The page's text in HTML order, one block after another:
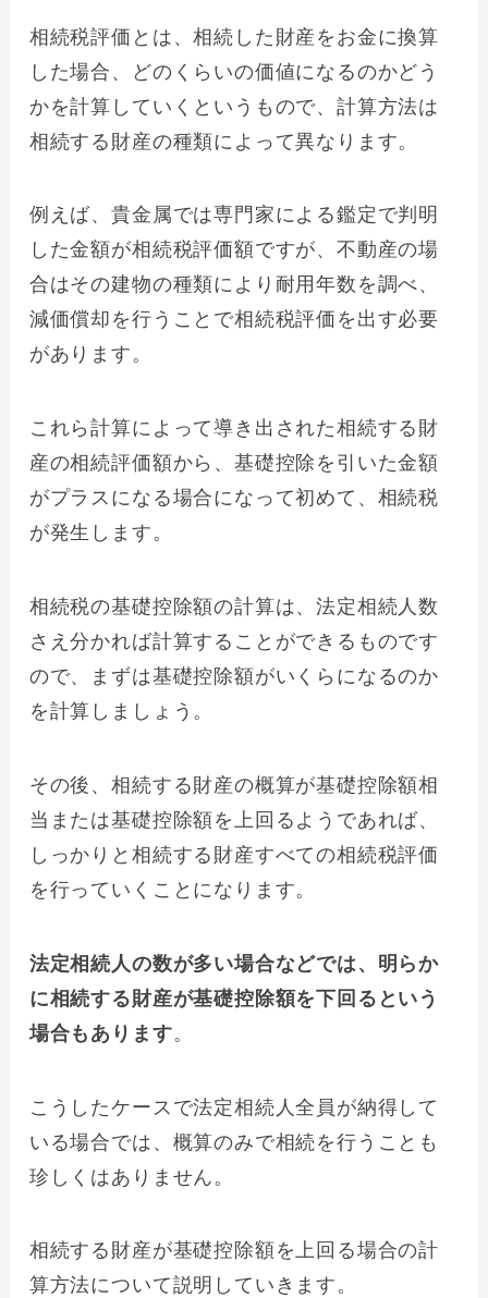
相続税評価とは、相続した財産をお金に換算
した場合、どのくらいの価値になるのかどう
かを計算していくというもので、計算方法は
相続する財産の種類によって異なります。
例えば、貴金属では専門家による鑑定で判明
した金額が相続税評価額ですが、不動産の場
合はその建物の種類により耐用年数を調べ、
減価償却を行うことで相続税評価を出す必要
があります。
これら計算によって導き出された相続する財
産の相続評価額から、基礎控除を引いた金額
がプラスになる場合になって初めて、相続税
が発生します。
相続税の基礎控除額の計算は、法定相続人数
さえ分かれば計算することができるものです
ので、まずは基礎控除額がいくらになるのか
を計算しましょう。
その後、相続する財産の概算が基礎控除額相
当または基礎控除額を上回るようであれば、
しっかりと相続する財産すべての相続税評価
を行っていくことになります。
法定相続人の数が多い場合などでは、明らか
に相続する財産が基礎控除額を下回るという
場合もあります。
こうしたケースで法定相続人全員が納得して
いる場合では、概算のみで相続を行うことも
珍しくはありません。
相続する財産が基礎控除額を上回る場合の計
算方法について説明していきます。